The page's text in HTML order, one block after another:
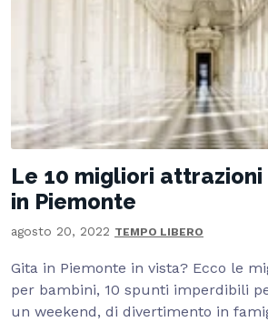
Le 10 migliori attrazioni
in Piemonte
agosto 20, 2022 TEMPO LIBERO
Gita in Piemonte in vista? Ecco le
per bambini, 10 spunti imperdibili
un weekend, di divertimento in